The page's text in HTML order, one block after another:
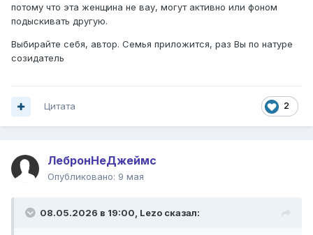
потому что эта женщина не вау, могут активно или фоном
подыскивать другую.
Выбирайте себя, автор. Семья приложится, раз Вы по натуре
созидатель
2
Цитата
ЛебронНеДжеймс
Опубликовано: 9 мая
08.05.2026 в 19:00, Lezo сказал: